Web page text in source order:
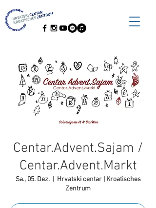
Centar.Advent.Sajam /
Centar.Advent.Markt
Sa., 05. Dez.
  |
Hrvatski centar | Kroatisches
Zentrum